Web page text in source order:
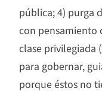
pública; 4) purga
con pensamiento
clase privilegiada
para gobernar,
porque éstos no